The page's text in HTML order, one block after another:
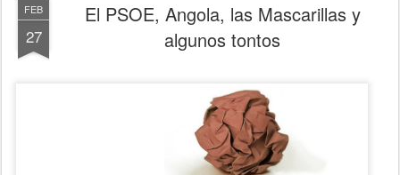
FEB
27
El PSOE, Angola, las Mascarillas y
algunos tontos